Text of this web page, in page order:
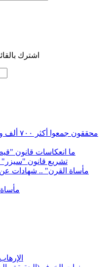
اشترك
محققون
ما انعكاسات قانون
تشريع قانون "سيزر"